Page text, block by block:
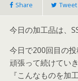
Share Tweet
今日の加工品は、
今日で200回目の投
頑張って続けてい
『こんなものを加